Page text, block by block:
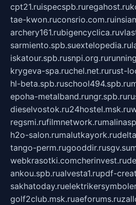
cpt21.ruispecspb.ruregahost.ru
tae-kwon.ruconsrio.com.ru
archery161.rubigencyclica.ru
sarmiento.spb.suextelopedia.ru
iskatour.spb.rusnpi.org.ru
krygeva-spa.ruchel.net.rurust-
hl-beta.spb.ruschool494.spb.ru
epoha-metalband.rungr.spb.ru
dieselvostok.ru24hostel.msk.ru
regsmi.rufilmnetwork.ru
h2o-salon.rumalutkayork.ru
tango-perm.rugooddir.rusgv.su
webkrasotki.comcherinvest.ru
ankou.spb.rualvesta1.rupdf-
sakhatoday.ru
golf2club.msk.ruaeforums.ru